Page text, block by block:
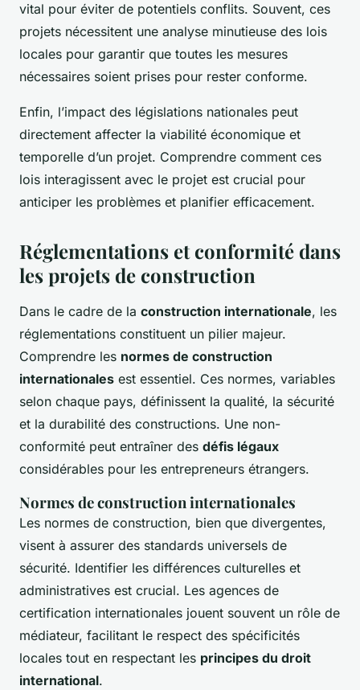
vital pour éviter de potentiels conflits. Souvent, ces
projets nécessitent une analyse minutieuse des lois
locales pour garantir que toutes les mesures
nécessaires soient prises pour rester conforme.
Enfin, l’impact des législations nationales peut
directement affecter la viabilité économique et
temporelle d’un projet. Comprendre comment ces
lois interagissent avec le projet est crucial pour
anticiper les problèmes et planifier efficacement.
Réglementations et conformité dans
les projets de construction
Dans le cadre de la construction internationale, les
réglementations constituent un pilier majeur.
Comprendre les normes de construction
internationales est essentiel. Ces normes, variables
selon chaque pays, définissent la qualité, la sécurité
et la durabilité des constructions. Une non-
conformité peut entraîner des défis légaux
considérables pour les entrepreneurs étrangers.
Normes de construction internationales
Les normes de construction, bien que divergentes,
visent à assurer des standards universels de
sécurité. Identifier les différences culturelles et
administratives est crucial. Les agences de
certification internationales jouent souvent un rôle de
médiateur, facilitant le respect des spécificités
locales tout en respectant les principes du droit
international.